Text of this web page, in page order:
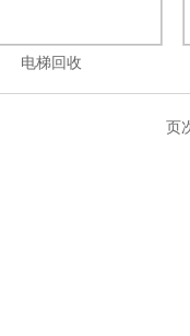
电梯回收
页